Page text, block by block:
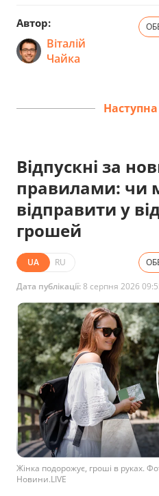
Автор:
Віталій
Чайка
Відпускні за
правилами: чи
відправити у
грошей
UA RU
Дата публікації:8 серпня 2026
Жінка подорожує, гроші в руках.
Новини.LIVE